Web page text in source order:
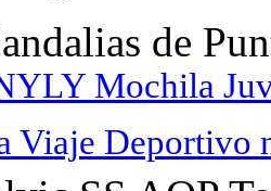
de
Mochila
Viaje Deportivo